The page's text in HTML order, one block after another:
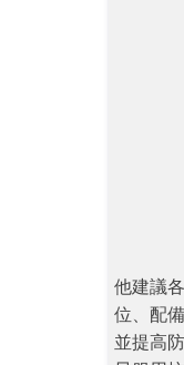
他建議
位、配
並提高